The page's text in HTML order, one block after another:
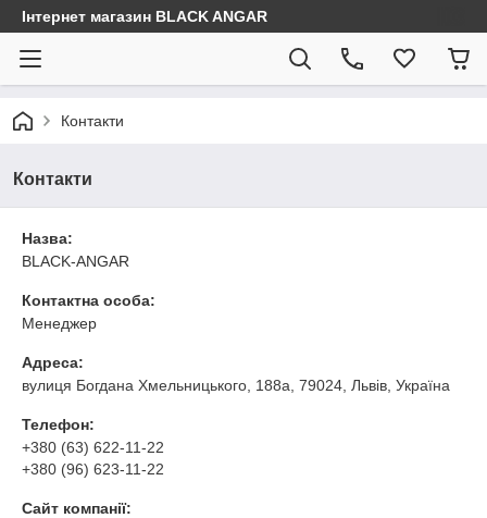
Інтернет магазин BLACK ANGAR
Контакти
Контакти
Назва:
BLACK-ANGAR
Контактна особа:
Менеджер
Адреса:
вулиця Богдана Хмельницького, 188а, 79024, Львів, Україна
Телефон:
+380 (63) 622-11-22
+380 (96) 623-11-22
Сайт компанії: